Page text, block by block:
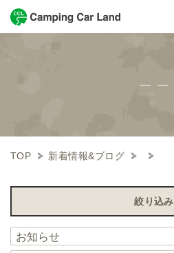
TOP 新着情報&ブログ
絞り込み